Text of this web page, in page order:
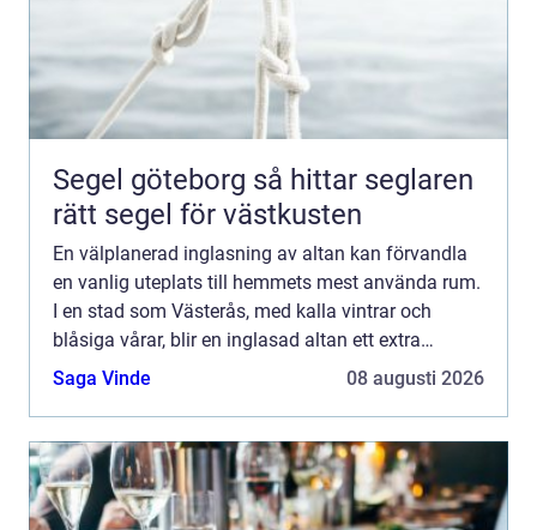
Segel göteborg så hittar seglaren
rätt segel för västkusten
En välplanerad inglasning av altan kan förvandla
en vanlig uteplats till hemmets mest använda rum.
I en stad som Västerås, med kalla vintrar och
blåsiga vårar, blir en inglasad altan ett extra
skyddat vardagsrum där familjen kan umgås stora
Saga Vinde 08 augusti 2026